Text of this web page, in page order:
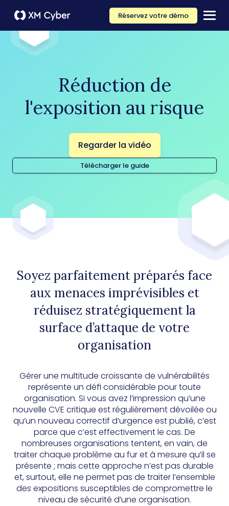
Réservez votre démo
Réduction de
l'exposition au risque
Regarder la vidéo
Télécharger le guide
Soyez parfaitement préparés face
aux menaces imprévisibles et
réduisez stratégiquement la
surface d’attaque de votre
organisation
Gérer une multitude croissante de vulnérabilités
représente un défi considérable pour toute
organisation. Si vous avez l’impression qu’une
nouvelle CVE critique est régulièrement dévoilée ou
qu’un nouveau correctif d’urgence est publié, c’est
parce que c’est effectivement le cas. De
nombreuses organisations tentent, en vain, de
traiter chaque problème au fur et à mesure qu’il se
présente ; mais cette approche n’est pas durable
et, surtout, elle ne permet pas de traiter l’ensemble
des expositions susceptibles de compromettre le
niveau de sécurité d’une organisation.